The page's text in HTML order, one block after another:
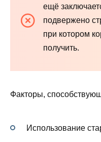
ещё
подвержено
при котором
получить.
Факторы,
Использование